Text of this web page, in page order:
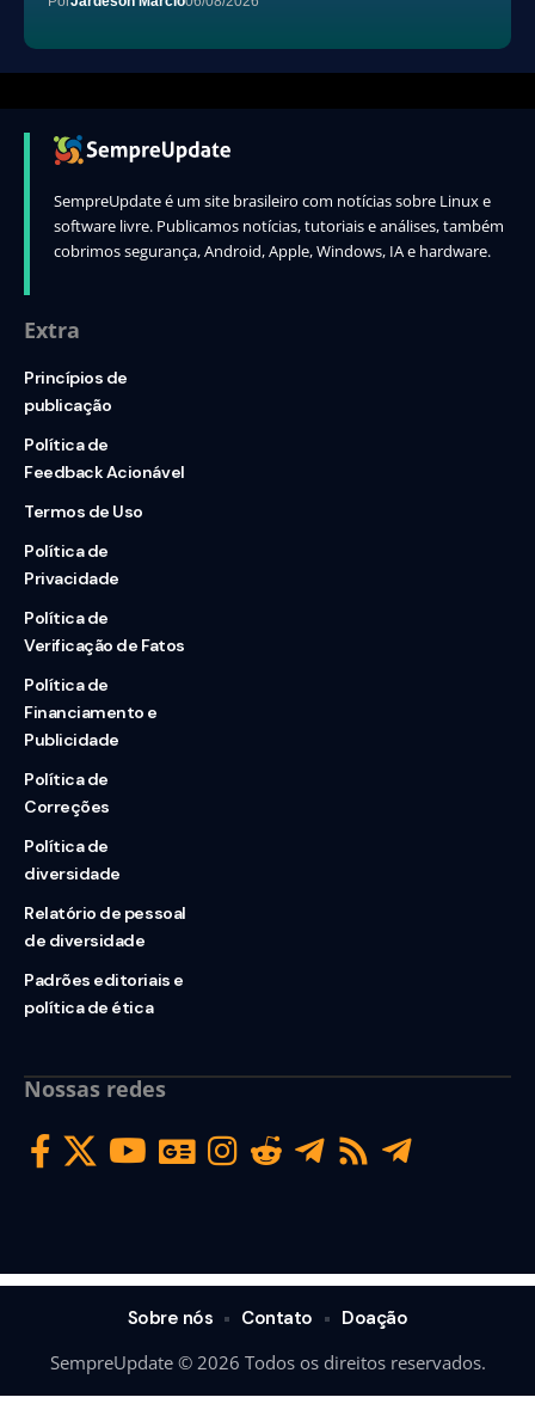
SempreUpdate é um site brasileiro com notícias sobre Linux e
software livre. Publicamos notícias, tutoriais e análises, também
cobrimos segurança, Android, Apple, Windows, IA e hardware.
Extra
Princípios de
publicação
Política de
Feedback Acionável
Termos de Uso
Política de
Privacidade
Política de
Verificação de Fatos
Política de
Financiamento e
Publicidade
Política de
Correções
Política de
diversidade
Relatório de pessoal
de diversidade
Padrões editoriais e
política de ética
Nossas redes
SempreUpdate © 2026 Todos os direitos reservados.
Sobre nós Contato Doação